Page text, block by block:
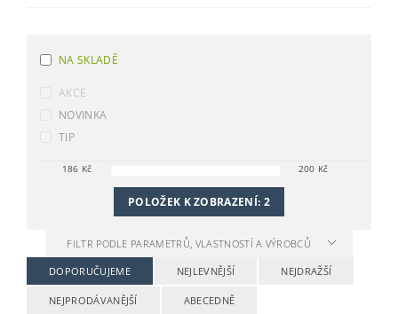
NA SKLADĚ
AKCE
NOVINKA
TIP
186 Kč 200 Kč
POLOŽEK K ZOBRAZENÍ: 2
FILTR PODLE PARAMETRŮ, VLASTNOSTÍ A VÝROBCŮ
DOPORUČUJEME NEJLEVNĚJŠÍ NEJDRAŽŠÍ
NEJPRODÁVANĚJŠÍ ABECEDNĚ